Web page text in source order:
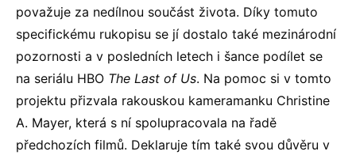
považuje za nedílnou součást života. Díky tomuto
specifickému rukopisu se jí dostalo také mezinárodní
pozornosti a v posledních letech i šance podílet se
na seriálu HBO The Last of Us. Na pomoc si v tomto
projektu přizvala rakouskou kameramanku Christine
A. Mayer, která s ní spolupracovala na řadě
předchozích filmů. Deklaruje tím také svou důvěru v